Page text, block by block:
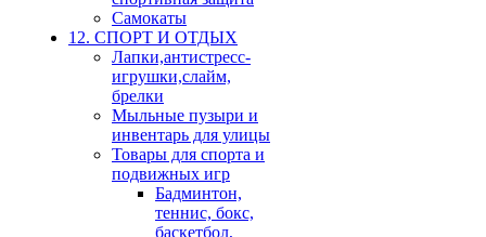
Самокаты
12. СПОРТ И ОТДЫХ
Лапки,антистресс-
игрушки,слайм,
брелки
Мыльные пузыри и
инвентарь для улицы
Товары для спорта и
подвижных игр
Бадминтон,
теннис, бокс,
баскетбол,